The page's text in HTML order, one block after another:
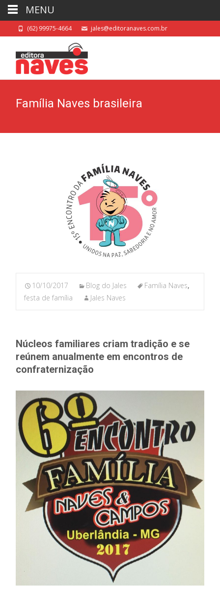
(62) 99975-4664 jales@editoranaves.com.br
Família Naves brasileira
10/10/2017 Blog do Jales Família Naves,
festa de família
Jales Naves
Núcleos familiares criam tradição e se
reúnem anualmente em encontros de
confraternização
MENU